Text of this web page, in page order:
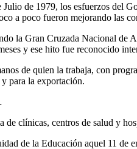
de 1979, los esfuerzos del
a poco fueron mejorando las
la Gran Cruzada Nacional
y ese hito fue reconocido
de quien la trabaja, con
para la exportación.
clínicas, centros de salud y
de la Educación aquel 11